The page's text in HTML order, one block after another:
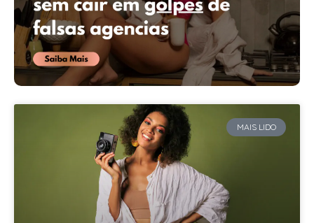
MAIS LIDO